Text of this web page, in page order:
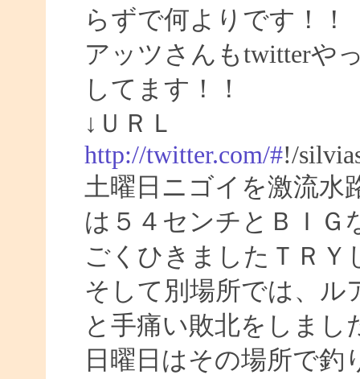
らずで何よりです！！
アッツさんもtwitterや
してます！！
↓ＵＲＬ
http://twitter.com/#!/
土曜日ニゴイを激流水
は５４センチとＢＩＧ
ごくひきましたＴＲ
そして別場所では、ル
と手痛い敗北をしまし
日曜日はその場所で